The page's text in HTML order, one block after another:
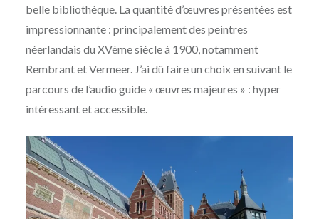
belle bibliothèque. La quantité d’œuvres présentées est
impressionnante : principalement des peintres
néerlandais du XVème siècle à 1900, notamment
Rembrant et Vermeer. J’ai dû faire un choix en suivant le
parcours de l’audio guide « œuvres majeures » : hyper
intéressant et accessible.